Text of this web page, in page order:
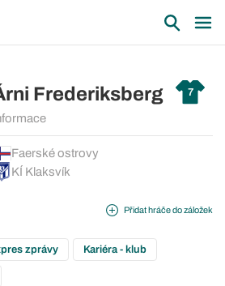
Frederiksberg 7
Faerské ostrovy
KÍ Klaksvík
Přidat hráče do záložek
zprávy Kariéra - klub